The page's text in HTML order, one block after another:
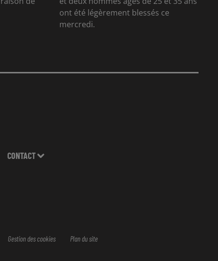
ont été légèrement blessés ce
mercredi.
CONTACT
Gestion des cookies Plan du site